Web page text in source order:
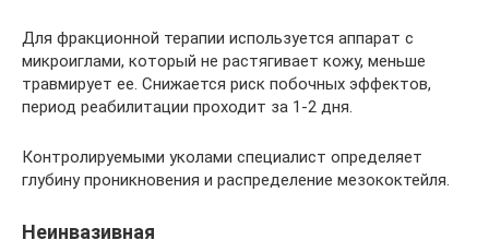
Для фракционной терапии используется аппарат с
микроиглами, который не растягивает кожу, меньше
травмирует ее. Снижается риск побочных эффектов,
период реабилитации проходит за 1-2 дня.
Контролируемыми уколами специалист определяет
глубину проникновения и распределение мезококтейля.
Неинвазивная